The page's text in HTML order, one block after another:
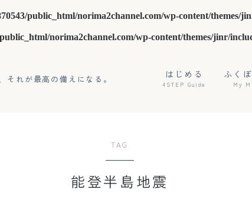
public_html/norima2channel.com/wp-content/themes/
norima2channel.com/wp-content/themes/jinr/
それが最高の備えになる。 はじめる
4STEP Guide
ふく
My
TAG
能登半島地震